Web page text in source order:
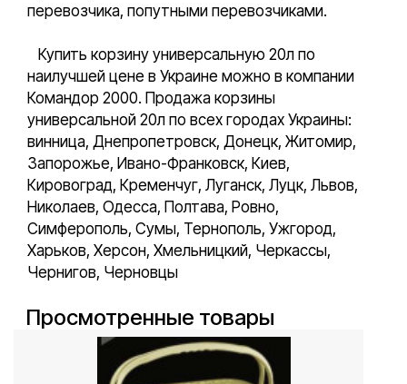
перевозчика, попутными перевозчиками.
Купить корзину универсальную 20л по
наилучшей цене в Украине можно в компании
Командор 2000. Продажа корзины
универсальной 20л по всех городах Украины:
винница, Днепропетровск, Донецк, Житомир,
Запорожье, Ивано-Франковск, Киев,
Кировоград, Кременчуг, Луганск, Луцк, Львов,
Николаев, Одесса, Полтава, Ровно,
Симферополь, Сумы, Тернополь, Ужгород,
Харьков, Херсон, Хмельницкий, Черкассы,
Чернигов, Черновцы
Просмотренные товары